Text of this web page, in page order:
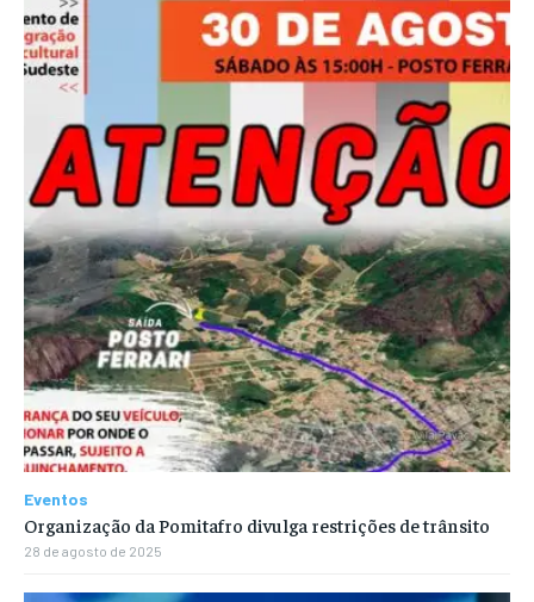
Eventos
Organização da Pomitafro divulga restrições de trânsito
28 de agosto de 2025